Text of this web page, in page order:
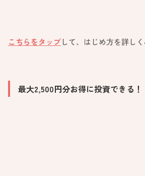
こちらをタップして、はじめ方を詳しく
最大2,500円分お得に投資できる！